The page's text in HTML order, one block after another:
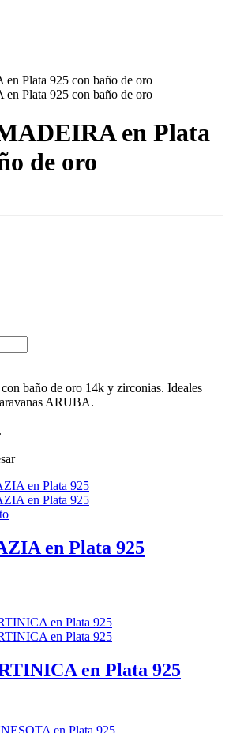
en Plata
de oro
baño de oro 14k y zirconias. Ideales
ARUBA.
en Plata 925
en Plata 925